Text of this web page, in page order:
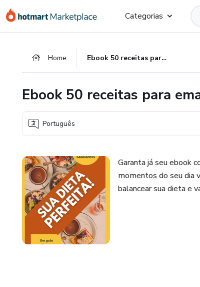
para
para
para
Categorias
Home Ebook 50 receitas para emagrecer
Ebook 50 receitas para
Português
Garanta já seu ebook
momentos do seu dia
balancear sua dieta e